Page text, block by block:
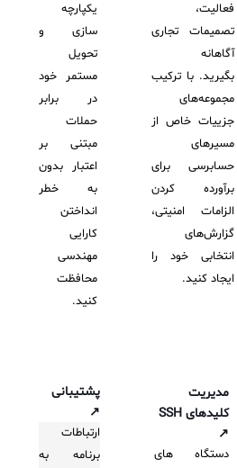
فعالیت،
تصمیمات تجاری
آگاهانه
بگیرید. با ترکیب
مجموعه‌های
جزییات خاص از
مسیرهای
حسابرسی برای
برآورده کردن
الزامات امنیتی،
گزارش‌های
انتخابی خود را
ایجاد کنید.
یکپارچه
سازی و
تحویل
مستمر خود
در برابر
حملات
مبتنی بر
اعتبار بدون
به خطر
انداختن
کارایی
مهندسی
محافظت
کنید.
مدیریت
کلیدهای SSH
↗
دستگاه های
پشتیبانی
↗
ارتباطات
برنامه به